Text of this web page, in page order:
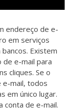
endereço de e-
em serviços
Existem
de e-mail para
cliques. Se o
e-mail, todos
em único lugar.
conta de e-mail.